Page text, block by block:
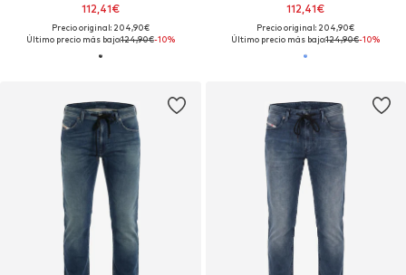
112,41€
Precio original: 204,90€
Último precio más bajo:124,90€-10%
112,41€
Precio original: 204,90€
Último precio más bajo:124,90€-10%